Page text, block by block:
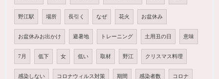
野江駅 場所 長引く なぜ 花火 お盆休み
お盆休みお出かけ 避暑地 トレーニング 土用丑の日 意味
7月 低下 女 低い 取材 野江 クリスマス料理
感染しない コロナウィルス対策 期間 感染者数 コロナ